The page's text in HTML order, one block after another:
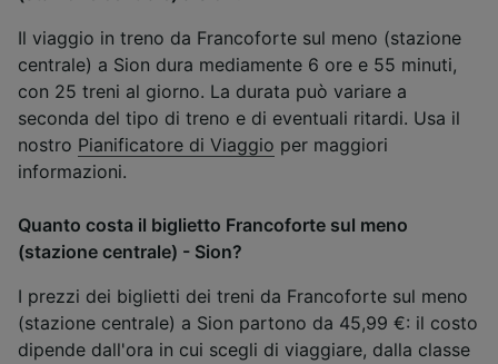
Il viaggio in treno da Francoforte sul meno (stazione
centrale) a Sion dura mediamente 6 ore e 55 minuti,
con 25 treni al giorno. La durata può variare a
seconda del tipo di treno e di eventuali ritardi. Usa il
nostro Pianificatore di Viaggio per maggiori
informazioni.
Quanto costa il biglietto Francoforte sul meno
(stazione centrale) - Sion?
I prezzi dei biglietti dei treni da Francoforte sul meno
(stazione centrale) a Sion partono da 45,99 €: il costo
dipende dall'ora in cui scegli di viaggiare, dalla classe